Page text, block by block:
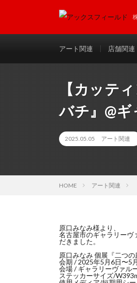
アート関連 店舗関連
【カッテ
バチ』@
2025.05.05 アート関連
HOME アート関連
原口みなみ様より、
名古屋市のギャラリーヴ
だきました。
原口みなみ 個展『二つの
会期 / 2025年5月6日〜5
会場 / ギャラリーヴァル
ステッカーサイズ/